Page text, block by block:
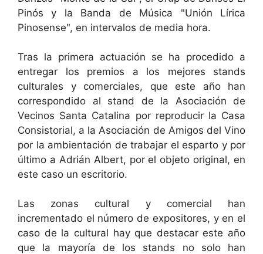
Pinós y la Banda de Música "Unión Lírica
Pinosense", en intervalos de media hora.
Tras la primera actuación se ha procedido a
entregar los premios a los mejores stands
culturales y comerciales, que este año han
correspondido al stand de la Asociación de
Vecinos Santa Catalina por reproducir la Casa
Consistorial, a la Asociación de Amigos del Vino
por la ambientación de trabajar el esparto y por
último a Adrián Albert, por el objeto original, en
este caso un escritorio.
Las zonas cultural y comercial han
incrementado el número de expositores, y en el
caso de la cultural hay que destacar este año
que la mayoría de los stands no solo han